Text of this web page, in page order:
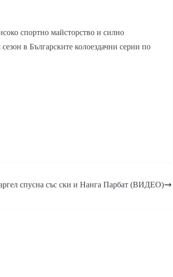
спортно майсторство и силно
в Българските колоездачни серии по
спусна със ски и Нанга Парбат (ВИДЕО)